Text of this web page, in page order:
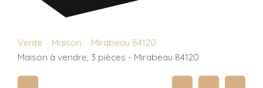
Vente Maison
Mirabeau 84120
Maison à vendre, 3 pièces - Mirabeau 84120